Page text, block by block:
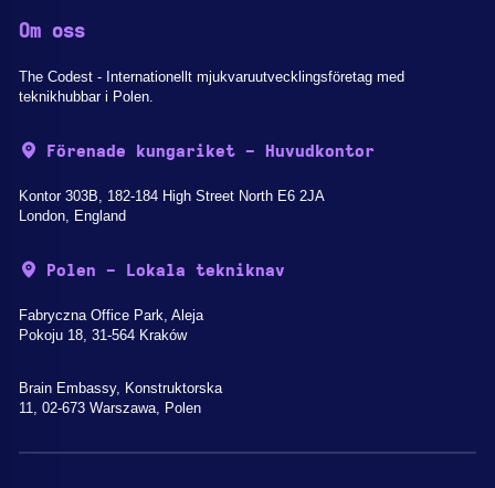
Om oss
The Codest - Internationellt mjukvaruutvecklingsföretag med
teknikhubbar i Polen.
Förenade kungariket - Huvudkontor
Kontor 303B, 182-184 High Street North E6 2JA
London, England
Polen - Lokala tekniknav
Fabryczna Office Park, Aleja
Pokoju 18, 31-564 Kraków
Brain Embassy, Konstruktorska
11, 02-673 Warszawa, Polen